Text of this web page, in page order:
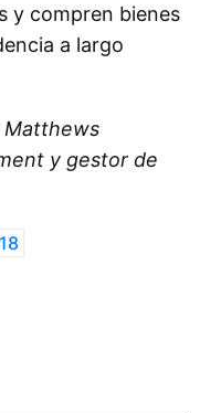
y compren bienes
a largo
Matthews
y gestor de